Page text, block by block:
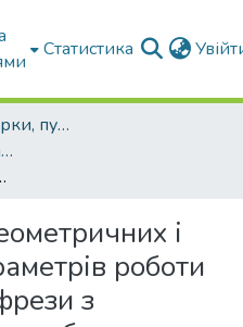
Статистика
Конференції, збірки, публікації молодих вчених і здобувачів : магістрів, бакалаврів, аспірантів.
Публікації здобувачів (бакалаврів. магістрів, аспірантів)
віссю обертання при робот в саду
і
роботи
з